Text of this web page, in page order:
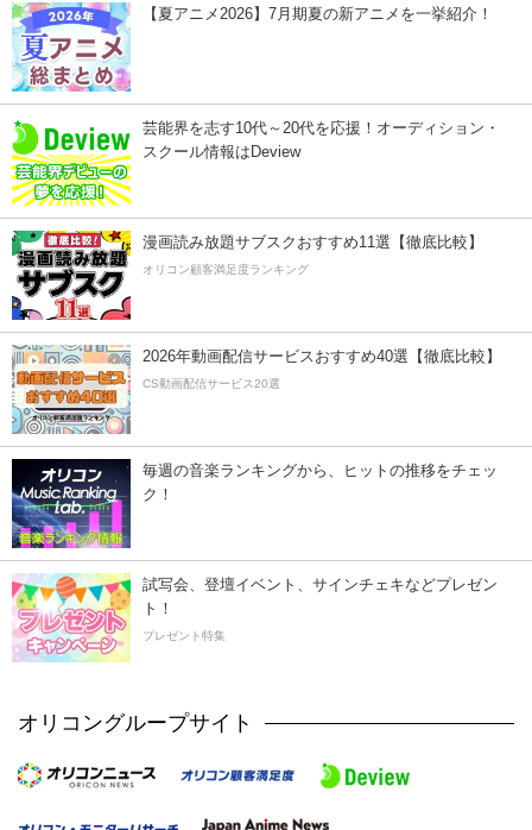
【夏アニメ2026】7月期夏の新アニメを一挙紹介！
芸能界を志す10代～20代を応援！オーディション・
スクール情報はDeview
漫画読み放題サブスクおすすめ11選【徹底比較】
オリコン顧客満足度ランキング
2026年動画配信サービスおすすめ40選【徹底比較】
CS動画配信サービス20選
毎週の音楽ランキングから、ヒットの推移をチェッ
ク！
試写会、登壇イベント、サインチェキなどプレゼン
ト！
プレゼント特集
オリコングループサイト